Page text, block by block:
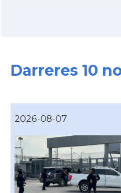
Darreres 10
2026-08-07